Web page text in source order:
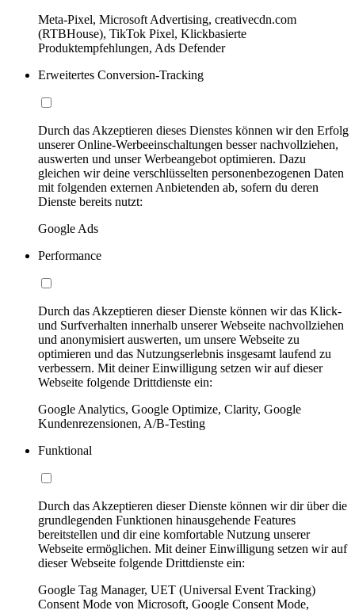
Meta-Pixel, Microsoft Advertising, creativecdn.com
(RTBHouse), TikTok Pixel, Klickbasierte
Produktempfehlungen, Ads Defender
Erweitertes Conversion-Tracking
Durch das Akzeptieren dieses Dienstes können wir den Erfolg
unserer Online-Werbeeinschaltungen besser nachvollziehen,
auswerten und unser Werbeangebot optimieren. Dazu
gleichen wir deine verschlüsselten personenbezogenen Daten
mit folgenden externen Anbietenden ab, sofern du deren
Dienste bereits nutzt:
Google Ads
Performance
Durch das Akzeptieren dieser Dienste können wir das Klick-
und Surfverhalten innerhalb unserer Webseite nachvollziehen
und anonymisiert auswerten, um unsere Webseite zu
optimieren und das Nutzungserlebnis insgesamt laufend zu
verbessern. Mit deiner Einwilligung setzen wir auf dieser
Webseite folgende Drittdienste ein:
Google Analytics, Google Optimize, Clarity, Google
Kundenrezensionen, A/B-Testing
Funktional
Durch das Akzeptieren dieser Dienste können wir dir über die
grundlegenden Funktionen hinausgehende Features
bereitstellen und dir eine komfortable Nutzung unserer
Webseite ermöglichen. Mit deiner Einwilligung setzen wir auf
dieser Webseite folgende Drittdienste ein:
Google Tag Manager, UET (Universal Event Tracking)
Consent Mode von Microsoft, Google Consent Mode,